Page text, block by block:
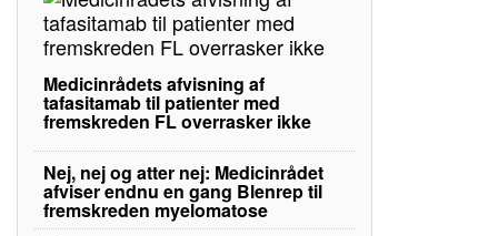
Medicinrådets afvisning af
tafasitamab til patienter med
fremskreden FL overrasker ikke
Nej, nej og atter nej: Medicinrådet
afviser endnu en gang Blenrep til
fremskreden myelomatose